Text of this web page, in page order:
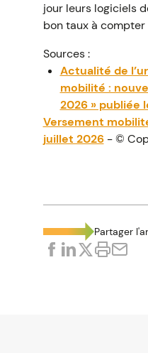
jour leurs logiciels
bon taux à compter
Sources :
Actualité de
mobilité :
2026 » publiée
Versement
juillet 2026- ©
Partager